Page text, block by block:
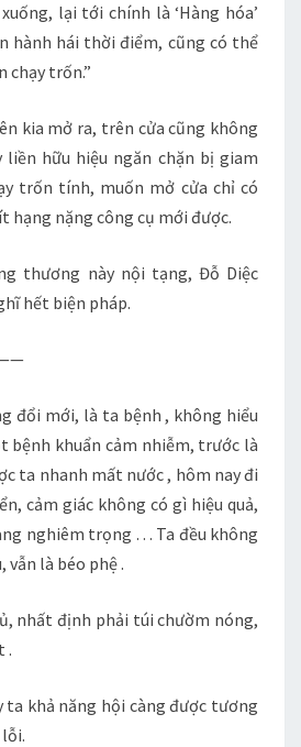
lại tới chính là ‘Hàng hóa’
hành hái thời điểm, cũng có thể
chạy trốn.”
kia mở ra, trên cửa cũng không
liền hữu hiệu ngăn chặn bị giam
trốn tính, muốn mở cửa chỉ có
hạng nặng công cụ mới được.
thương này nội tạng, Đỗ Diệc
hết biện pháp.
đổi mới, là ta bệnh , không hiểu
bệnh khuẩn cảm nhiễm, trước là
ta nhanh mất nước , hôm nay đi
cảm giác không có gì hiệu quả,
nghiêm trọng … Ta đều không
là béo phệ .
nhất định phải túi chườm nóng,
.
ta khả năng hội càng được tương